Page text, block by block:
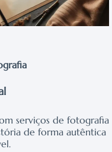
serviços de fotografia
de forma autêntica